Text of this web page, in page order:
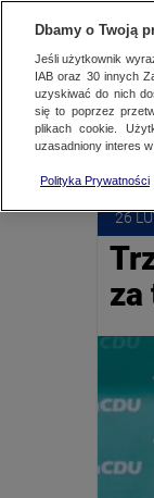
za
26
Dbamy o Twoją
Jeśli użytkownik
IAB oraz 30innych
uzyskiwać do nich
się to poprzez
plikach cookie.
uzasadniony interes
Polityka Prywatności